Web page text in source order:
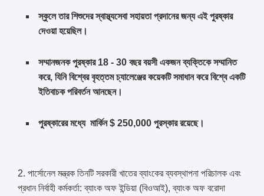
স্কুলে তার শিশুদের স্বাস্থ্যসেবা সহায়তা প্রদানের জন্য এই পুরষ্কার
দেওয়া হয়েছিল।
সম্মানজনক পুরষ্কার 18 - 30 বছর বয়সী একজন ব্যক্তিকে সম্মানিত
করে, যিনি বিশ্বের বৃহত্তম চ্যালেঞ্জের কয়েকটি সমাধান করে বিশ্বে একটি
ইতিবাচক পরিবর্তন আনছেন।
পুরষ্কারের মধ্যে মার্কিন $ 250,000 পুরস্কার রয়েছে।
2. পার্সোনেল মন্ত্রক তিনটি সরকারী খাতের ব্যাংকের ব্যবস্থাপনা পরিচালক এবং
প্রধান নির্বাহী কর্মকর্তা: ব্যাংক অফ ইন্ডিয়া (বিওআই), ব্যাংক অফ বরোদা